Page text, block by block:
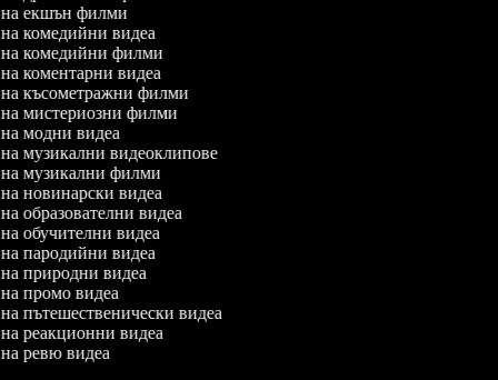
на екшън филми
на комедийни видеа
на комедийни филми
на коментарни видеа
на късометражни филми
на мистериозни филми
на модни видеа
на музикални видеоклипове
на музикални филми
на новинарски видеа
на образователни видеа
на обучителни видеа
на пародийни видеа
на природни видеа
на промо видеа
на пътешественически видеа
на реакционни видеа
на ревю видеа